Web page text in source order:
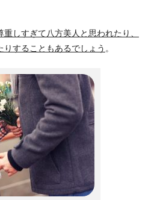
しすぎて八方美人と思われたり、
りすることもあるでしょう 。